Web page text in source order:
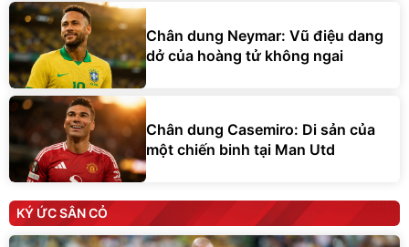
Chân dung Neymar: Vũ điệu dang
dở của hoàng tử không ngai
Chân dung Casemiro: Di sản của
một chiến binh tại Man Utd
KÝ ỨC SÂN CỎ